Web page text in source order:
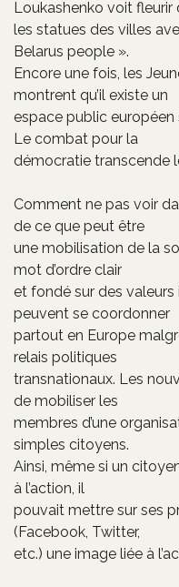
Loukashenko voit fleurir
les statues des villes
Belarus people ».
Encore une fois, les
montrent qu’il existe un
espace public
Le combat pour la
démocratie transcende
Comment ne pas voir
de ce que peut être
une mobilisation de la
mot d’ordre clair
et fondé sur des
peuvent se coordonner
partout en Europe
relais politiques
transnationaux. Les
de mobiliser les
membres d’une
simples citoyens.
Ainsi, même si un
à l’action, il
pouvait mettre sur ses
(Facebook, Twitter,
etc.) une image liée à